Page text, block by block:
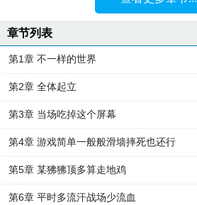
章节列表
第1章 不一样的世界
第2章 全体起立
第3章 当场吃掉这个屏幕
第4章 游戏简单一般般滑墙摔死也还行
第5章 某狒狒顶多算走地鸡
第6章 平时多流汗战场少流血